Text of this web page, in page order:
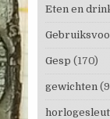
Eten en
Gesp (170)
gewichten